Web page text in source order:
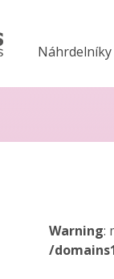
Náhrdelníky
Warning:
/